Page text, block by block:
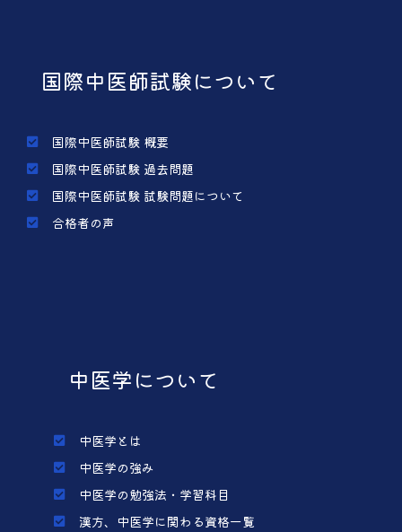
国際中医師試験について
国際中医師試験 概要
国際中医師試験 過去問題
国際中医師試験 試験問題について
合格者の声
中医学について
中医学とは
中医学の強み
中医学の勉強法・学習科目
漢方、中医学に関わる資格一覧